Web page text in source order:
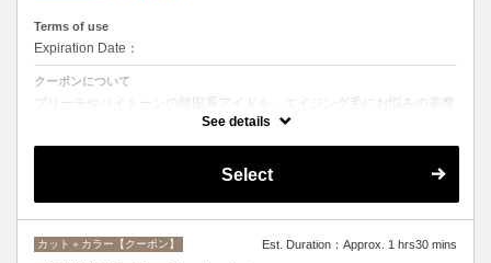
Terms of use
Expiration Date：
クーポンについて
ブリーチやハイトーンの韓国系アイドル、エイジング毛にお悩みの美魔
女も夢中！全ての世代、髪質、メニューに対応できる髪質改善トリート
See details
Select
カット＋カラー【クーポン】 Est. Duration：Approx. 1 hrs30 mins